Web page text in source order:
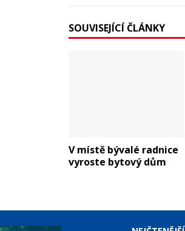
SOUVISEJÍCÍ ČLÁNKY
V místě bývalé radnice
vyroste bytový dům